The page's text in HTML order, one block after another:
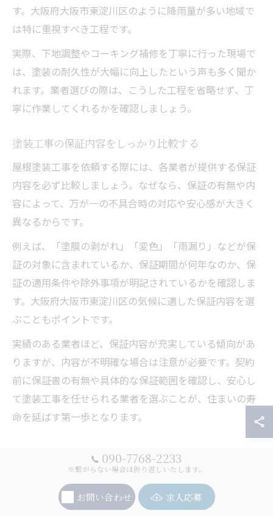
す。大阪府大阪市東淀川区のように降雨量が多い地域で
は特に重視すべき工程です。
実際、下地調整やコーキング補修を丁寧に行った現場で
は、塗装の耐久性が大幅に向上したという声も多く聞か
れます。業者選びの際は、こうした工程を省略せず、丁
寧に作業してくれるかを確認しましょう。
塗装工事の保証内容をしっかり比較する
屋根塗装工事を依頼する際には、各業者が提供する保証
内容を必ず比較しましょう。なぜなら、保証の有無や内
容によって、万が一の不具合時の対応や安心感が大きく
異なるからです。
例えば、「塗膜の剥がれ」「変色」「雨漏り」などが保
証の対象に含まれているか、保証期間が何年なのか、保
証の適用条件や除外事項が明記されているかを確認しま
す。大阪府大阪市東淀川区の気候に適した保証内容を選
ぶこともポイントです。
実績のある業者ほど、保証内容が充実している傾向があ
りますが、内容が不明確な場合は注意が必要です。契約
前に保証書の有無や具体的な保証範囲を確認し、安心し
て塗装工事を任せられる業者を選ぶことが、住まいの寿
命を延ばす第一歩となります。
コスト重視派におすすめの屋根塗
装手法
090-7768-2233
※繋がらない場合は折り返しいたします。
お問い合わせ 求人応募